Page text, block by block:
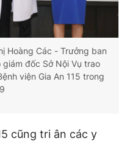
Hoàng Các - Trưởng ban
đốc Sở Nội Vụ trao
viện Gia An 115 trong
cũng tri ân các y